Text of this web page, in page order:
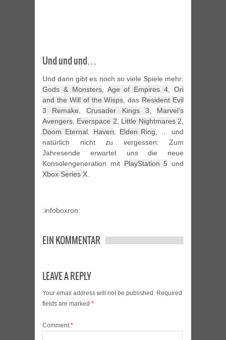
Und und und…
Und dann gibt es noch so viele Spiele mehr:
Gods & Monsters, Age of Empires 4 ,Ori
and the Will of the Wisps , das Resident Evil
3 Remake ,Crusader Kings 3
Marvel‘s
Avengers Everspace 2 Little Nightmares 2
Doom Eternal, Haven Elden Ring , … und
natürlich nicht zu vergessen: Zum
Jahresende erwartet uns die neue
Konsolengeneration mit PlayStation 5 und
Xbox Series X
:infoboxron:
EIN KOMMENTAR
LEAVE A REPLY
Your email address will not be published. Required
fields are marked *
Comment*